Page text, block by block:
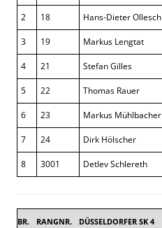
2 18 Hans-Dieter Ollesch
3 19 Markus Lengtat
4 21 Stefan Gilles
5 22 Thomas Rauer
6 23 Markus Mühlbacher
7 24 Dirk Hölscher
8 3001 Detlev Schlereth
BR. RANGNR. DÜSSELDORFER SK 4